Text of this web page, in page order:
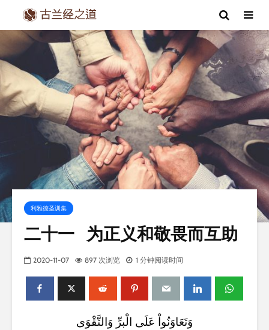
利雅德圣训集
二十一 为正义和敬畏而互助
2020-11-07 897 次浏览 1 分钟阅读时间
وَتَعَاوَنُواْ عَلَى الْبرِّ وَالتَّقْوَى